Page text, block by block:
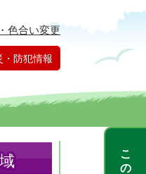
色合い変更
・防犯情報